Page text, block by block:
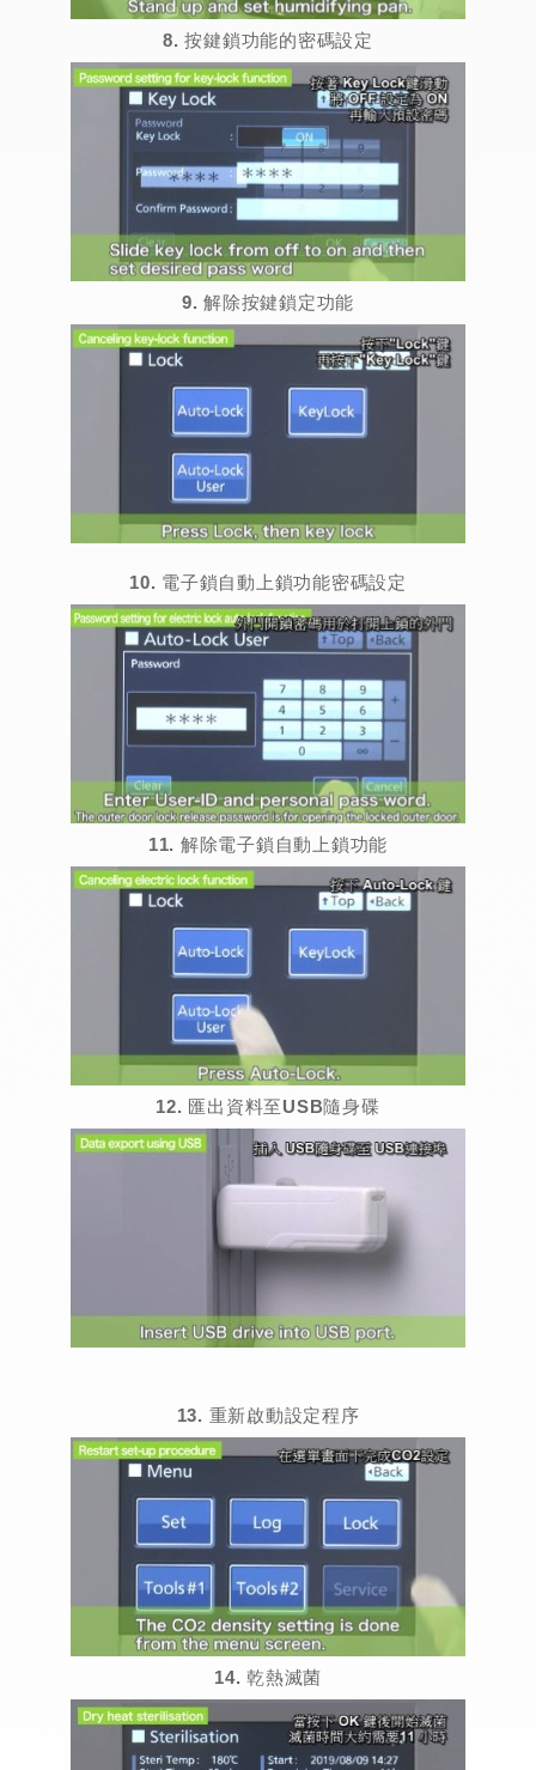
8. 按鍵鎖功能的密碼設定
9. 解除按鍵鎖定功能
10. 電子鎖自動上鎖功能密碼設定
11. 解除電子鎖自動上鎖功能
12. 匯出資料至USB隨身碟
13. 重新啟動設定程序
14. 乾熱滅菌